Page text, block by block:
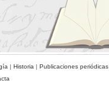
| Historia | Publicaciones periódicas